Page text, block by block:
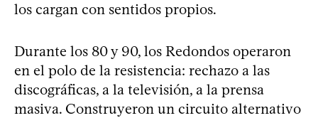
los cargan con sentidos propios.
Durante los 80 y 90, los Redondos operaron
en el polo de la resistencia: rechazo a las
discográficas, a la televisión, a la prensa
masiva. Construyeron un circuito alternativo